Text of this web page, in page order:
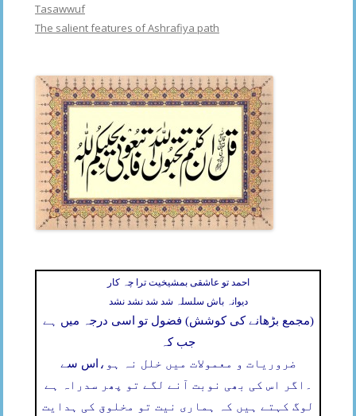
Tasawwuf
The salient features of Ashrafiya path
احمد تو عاشقی بمشیخیت ترا چہ کار
دیوانہ باش سلسلہ شد شد نشد نشد
(مجمع بڑھانے کی کوشش) فضول تو اسی درجہ میں ہے
جب کہ
اس سے ضروریات و معمولات میں خلل نہ ہو،
اگر اس کی بھی نوبت آنے لگے تو پھر سدراہ ہے
لوگ کہتے ہیں کہ ہماری نیت تو مخلوق کی ہدایت